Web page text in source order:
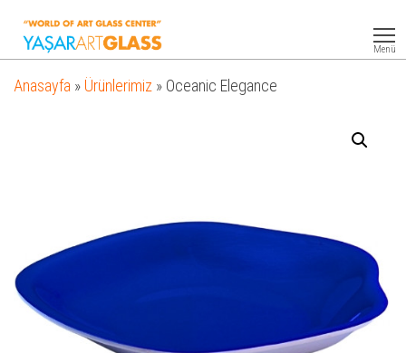
Glass
Menü
Anasayfa » Ürünlerimiz » Oceanic Elegance